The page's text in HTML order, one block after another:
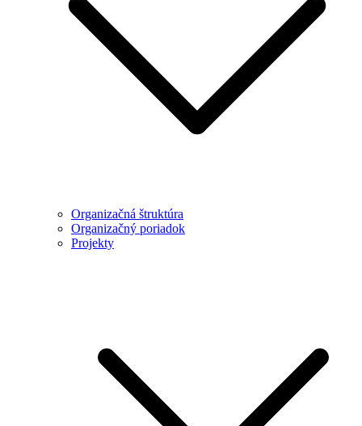
Organizačná štruktúra
Organizačný poriadok
Projekty